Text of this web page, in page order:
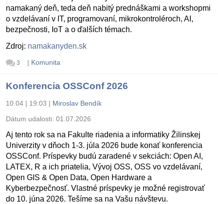
namakaný deň, teda deň nabitý prednáškami a workshopmi
o vzdelávaní v IT, programovaní, mikrokontroléroch, AI,
bezpečnosti, IoT a o ďalších témach.
Zdroj: namakanyden.sk
3 | Komunita
Konferencia OSSConf 2026
10.04 | 19:03 | Miroslav Bendík
Dátum udalosti: 01.07.2026
Aj tento rok sa na Fakulte riadenia a informatiky Žilinskej
Univerzity v dňoch 1-3. júla 2026 bude konať konferencia
OSSConf. Príspevky budú zaradené v sekciách: Open AI,
LATEX, R a ich priatelia, Vývoj OSS, OSS vo vzdelávaní,
Open GIS & Open Data, Open Hardware a
Kyberbezpečnosť. Vlastné príspevky je možné registrovať
do 10. júna 2026. Tešíme sa na Vašu návštevu.